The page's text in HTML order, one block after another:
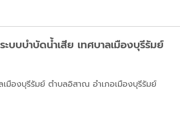
บบำบัดน้ำเสีย เทศบาลเมืองบุรีรัมย์
เมืองบุรีรัมย์ ตำบลอิสาณ อำเภอเมืองบุรีรัมย์